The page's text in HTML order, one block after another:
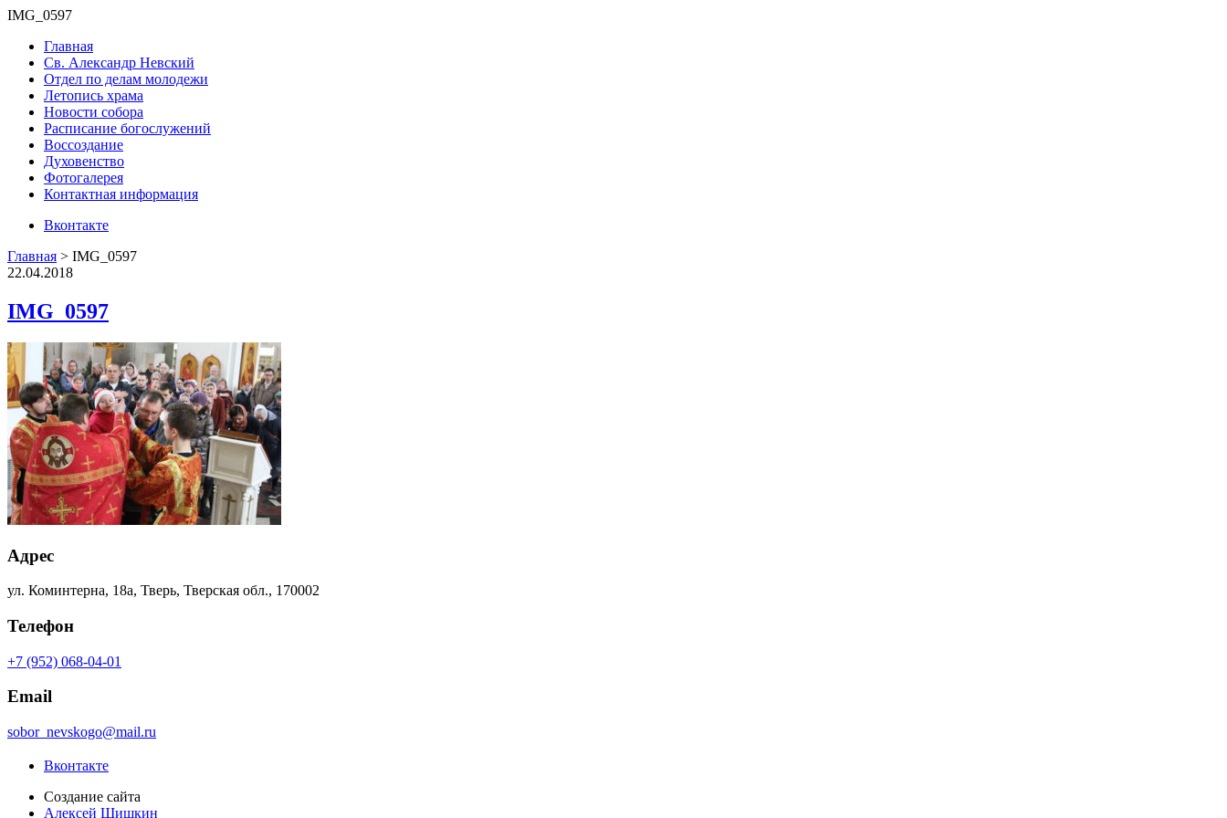
IMG_0597
Главная
Св. Александр Невский
Отдел по делам молодежи
Летопись храма
Новости собора
Расписание богослужений
Воссоздание
Духовенство
Фотогалерея
Контактная информация
Вконтакте
Главная > IMG_0597
22.04.2018
IMG_0597
Адрес
ул. Коминтерна, 18а, Тверь, Тверская обл., 170002
Телефон
+7 (952) 068-04-01
Email
sobor_nevskogo@mail.ru
Вконтакте
Создание сайта
Алексей Шишкин